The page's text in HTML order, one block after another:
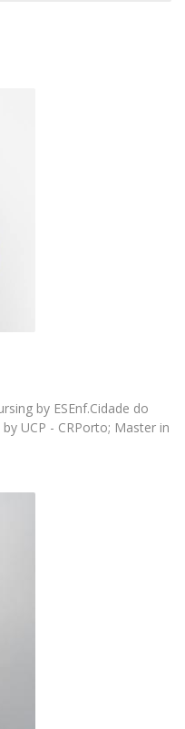
by ESEnf.Cidade do
UCP - CRPorto; Master in